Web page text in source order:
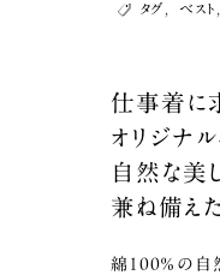
タグ ベスト
仕事着に
オリジナ
自然な美
兼ね備え
綿100％の自